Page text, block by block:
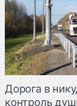
Дорога в
контроль